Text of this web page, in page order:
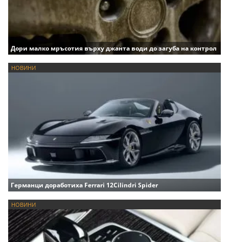
Дори малко мръсотия върху джанта води до загуба на контрол
НОВИНИ
Германци доработиха Ferrari 12Cilindri Spider
НОВИНИ